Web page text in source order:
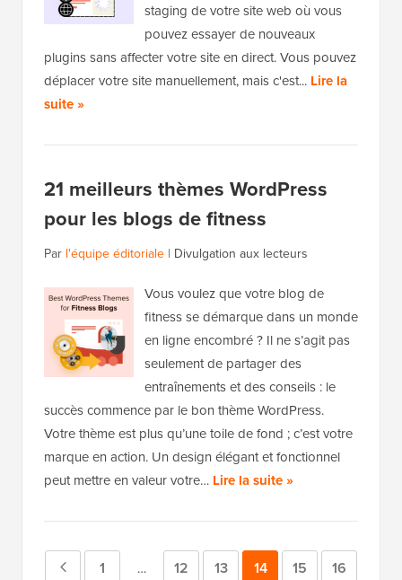
staging de votre site web où vous
pouvez essayer de nouveaux
plugins sans affecter votre site en direct. Vous pouvez
déplacer votre site manuellement, mais c'est... Lire la
suite »
21 meilleurs thèmes WordPress
pour les blogs de fitness
Par l'équipe éditoriale | Divulgation aux lecteurs
Vous voulez que votre blog de
fitness se démarque dans un monde
en ligne encombré ? Il ne s’agit pas
seulement de partager des
entraînements et des conseils : le
succès commence par le bon thème WordPress.
Votre thème est plus qu’une toile de fond ; c’est votre
marque en action. Un design élégant et fonctionnel
peut mettre en valeur votre… Lire la suite »
PagePage
1
Pages
… Page
12 Page
13 Page
14 Page
15 Page
16